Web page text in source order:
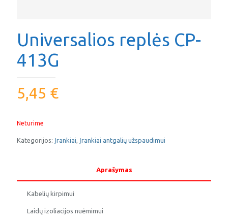
Universalios replės CP-
413G
5,45 €
Neturime
Kategorijos: Įrankiai, Įrankiai antgalių užspaudimui
Aprašymas
Kabelių kirpimui
Laidų izoliacijos nuėmimui